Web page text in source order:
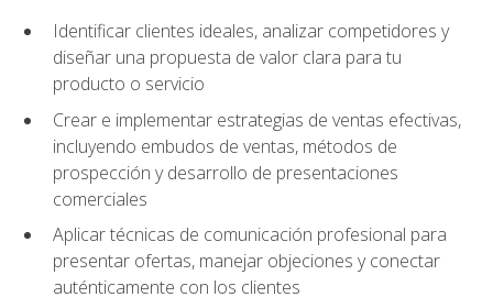
Identificar clientes ideales, analizar competidores y
diseñar una propuesta de valor clara para tu
producto o servicio
Crear e implementar estrategias de ventas efectivas,
incluyendo embudos de ventas, métodos de
prospección y desarrollo de presentaciones
comerciales
Aplicar técnicas de comunicación profesional para
presentar ofertas, manejar objeciones y conectar
auténticamente con los clientes